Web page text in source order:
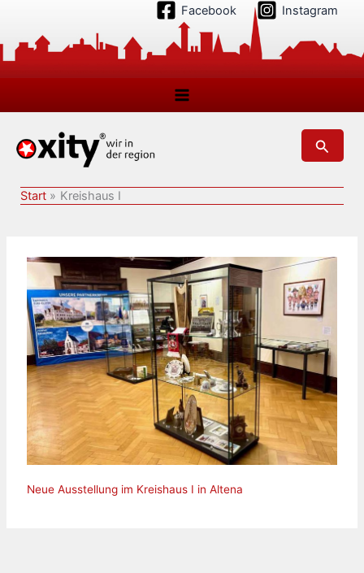
springen
Facebook Instagram
Suchen
Start Kreishaus I
Neue Ausstellung im Kreishaus I in Altena